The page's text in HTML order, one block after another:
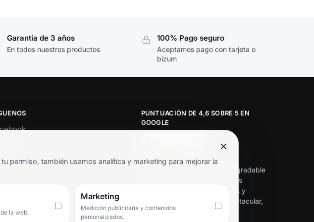
Garantía de 3 años
En todos nuestros productos
100% Pago seguro
Aceptamos pago con tarjeta o
bizum
PUNTUACIÓN DE 4,6 SOBRE 5 EN
GOOGLE
★★★★★
«Servicio de calidad y trato agradable
con precios excelentes. Hemos
comprado en varias ocasiones y
siempre dan respuesta. Espectacular,
servicio de 10.»
×
permiso, también usamos analítica y marketing para mejorar la
la web.
Marketing
Medición publicitaria y contenidos
personalizados.